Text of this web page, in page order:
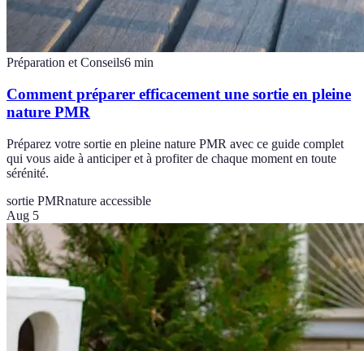
Préparation et Conseils6 min
Comment préparer efficacement une sortie en pleine
nature PMR
Préparez votre sortie en pleine nature PMR avec ce guide complet
qui vous aide à anticiper et à profiter de chaque moment en toute
sérénité.
sortie PMRnature accessible
Aug 5